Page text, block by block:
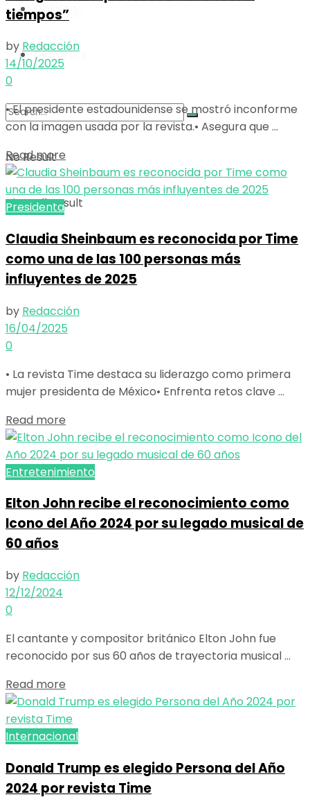
View All Result
Opinión
Deportes
No Result
View All Result
tiempos”
by Redacción
14/10/2025
0
• El presidente estadounidense se mostró inconforme
con la imagen usada por la revista.• Asegura que ...
Read more
Presidenta
Claudia Sheinbaum es reconocida por Time
como una de las 100 personas más
influyentes de 2025
by Redacción
16/04/2025
0
• La revista Time destaca su liderazgo como primera
mujer presidenta de México• Enfrenta retos clave ...
Read more
Entretenimiento
Elton John recibe el reconocimiento como
Icono del Año 2024 por su legado musical de
60 años
by Redacción
12/12/2024
0
El cantante y compositor británico Elton John fue
reconocido por sus 60 años de trayectoria musical ...
Read more
Internacional
Donald Trump es elegido Persona del Año
2024 por revista Time